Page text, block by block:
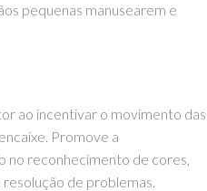
pequenas manusearem e
ao incentivar o movimento das
Promove a
no reconhecimento de cores,
de problemas.